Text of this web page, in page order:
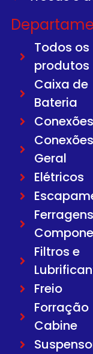
Todos os
produtos
Caixa de
Bateria
Conexões
Geral
Elétricos
Filtros e
Freio
Forração
Cabine